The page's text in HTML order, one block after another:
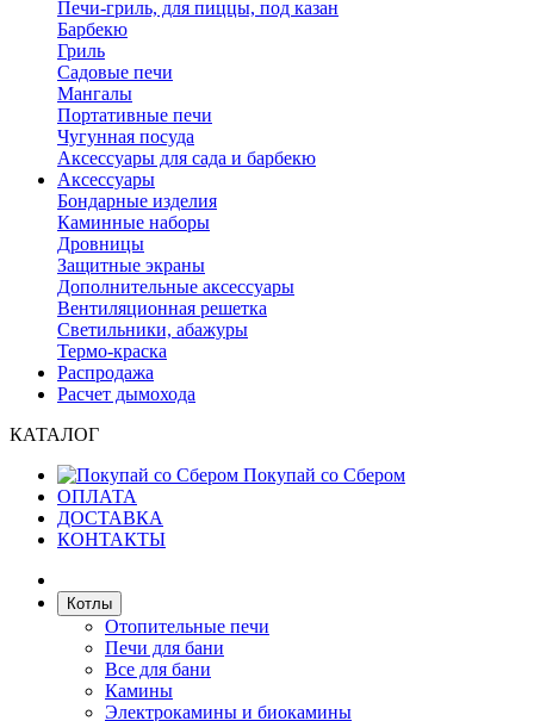
Печи-гриль, для пиццы, под казан
Барбекю
Гриль
Садовые печи
Мангалы
Портативные печи
Чугунная посуда
Аксессуары для сада и барбекю
Аксессуары
Бондарные изделия
Каминные наборы
Дровницы
Защитные экраны
Дополнительные аксессуары
Вентиляционная решетка
Светильники, абажуры
Термо-краска
Распродажа
Расчет дымохода
КАТАЛОГ
Покупай со Сбером
ОПЛАТА
ДОСТАВКА
КОНТАКТЫ
Котлы
Отопительные печи
Печи для бани
Все для бани
Камины
Электрокамины и биокамины